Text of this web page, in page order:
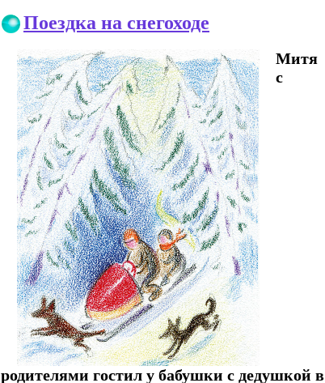
Поездка на снегоходе
Митя
с
родителями гостил у бабушки с дедушкой в